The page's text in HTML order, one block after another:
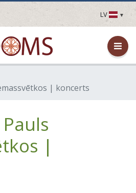
LV
LV
EN
DE
FR
| koncerts
|